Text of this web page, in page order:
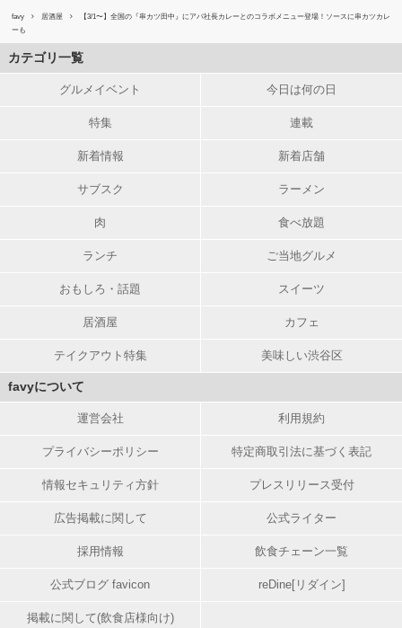
favy 居酒屋
【3/1〜】全国の『串カツ田中』にアパ社長カレーとのコラボメニュー登場！ソースに串カツカレ
ーも
カテゴリ一覧
グルメイベント 今日は何の日
特集 連載
新着情報 新着店舗
サブスク ラーメン
肉 食べ放題
ランチ ご当地グルメ
おもしろ・話題 スイーツ
居酒屋 カフェ
テイクアウト特集 美味しい渋谷区
favyについて
運営会社 利用規約
プライバシーポリシー 特定商取引法に基づく表記
情報セキュリティ方針 プレスリリース受付
広告掲載に関して 公式ライター
採用情報 飲食チェーン一覧
公式ブログ favicon reDine[リダイン]
掲載に関して(飲食店様向け)